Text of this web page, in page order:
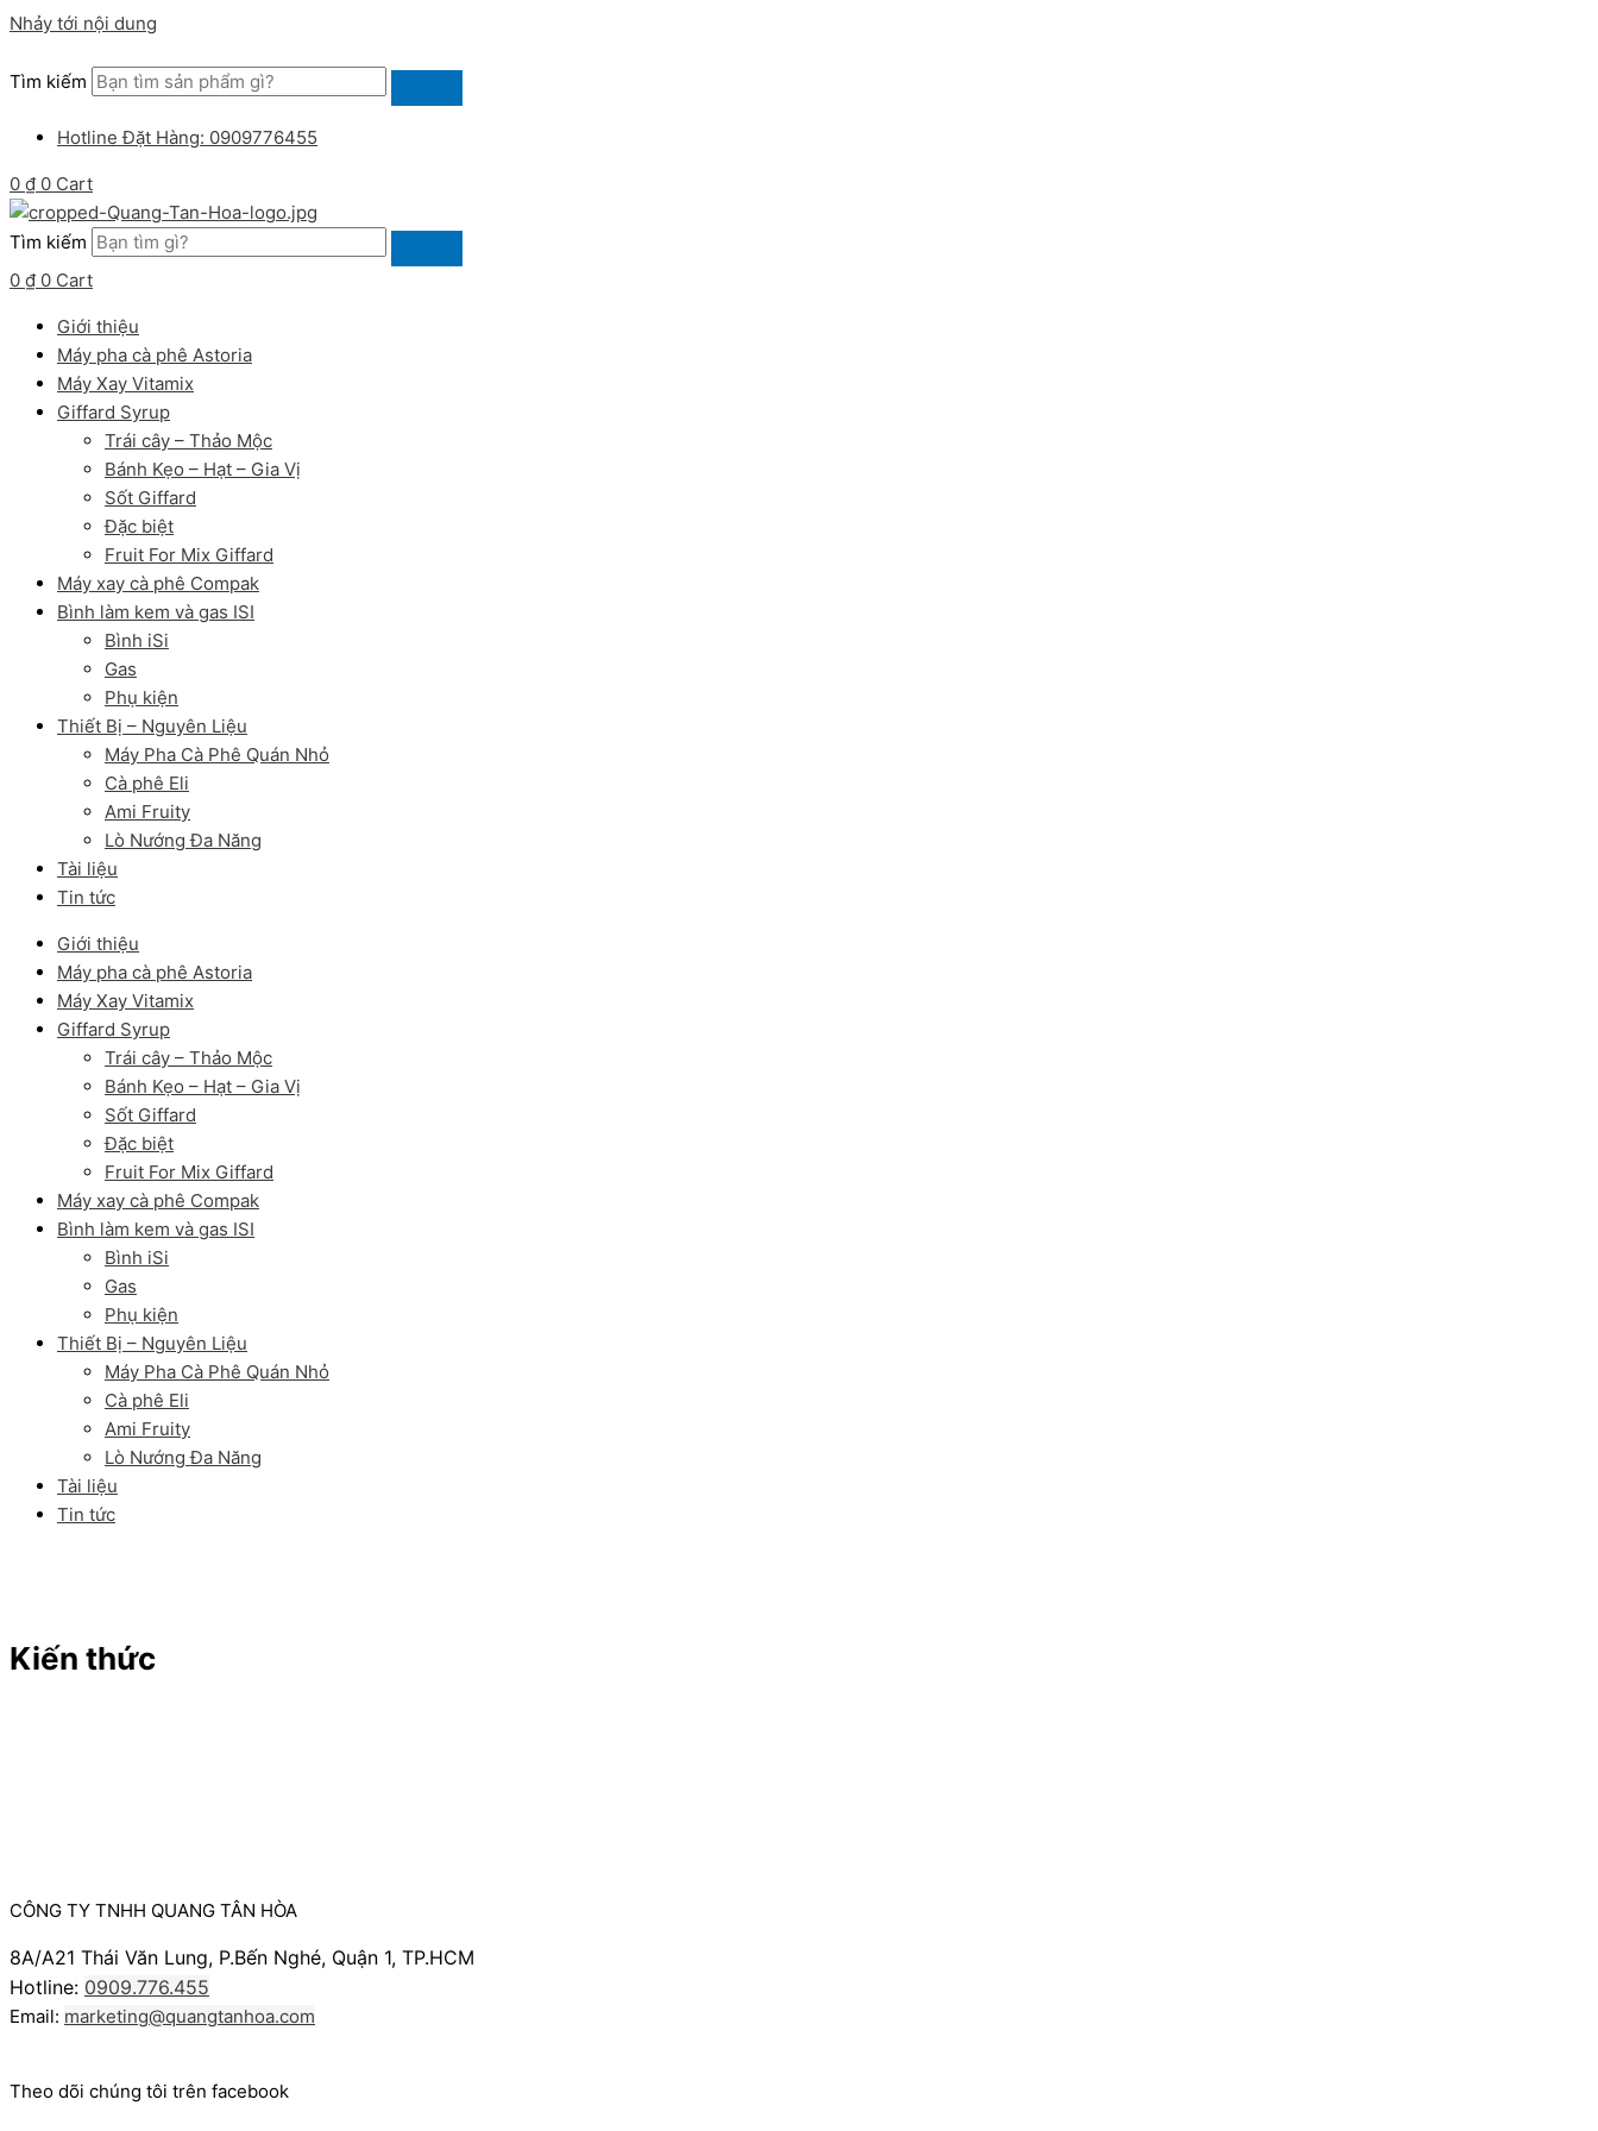
Nhảy tới nội dung
Tìm kiếm
Hotline Đặt Hàng: 0909776455
0 ₫ 0 Cart
Tìm kiếm
0 ₫ 0 Cart
Giới thiệu
Máy pha cà phê Astoria
Máy Xay Vitamix
Giffard Syrup
Trái cây – Thảo Mộc
Bánh Kẹo – Hạt – Gia Vị
Sốt Giffard
Đặc biệt
Fruit For Mix Giffard
Máy xay cà phê Compak
Bình làm kem và gas ISI
Bình iSi
Gas
Phụ kiện
Thiết Bị – Nguyên Liệu
Máy Pha Cà Phê Quán Nhỏ
Cà phê Eli
Ami Fruity
Lò Nướng Đa Năng
Tài liệu
Tin tức
Giới thiệu
Máy pha cà phê Astoria
Máy Xay Vitamix
Giffard Syrup
Trái cây – Thảo Mộc
Bánh Kẹo – Hạt – Gia Vị
Sốt Giffard
Đặc biệt
Fruit For Mix Giffard
Máy xay cà phê Compak
Bình làm kem và gas ISI
Bình iSi
Gas
Phụ kiện
Thiết Bị – Nguyên Liệu
Máy Pha Cà Phê Quán Nhỏ
Cà phê Eli
Ami Fruity
Lò Nướng Đa Năng
Tài liệu
Tin tức
Kiến thức
CÔNG TY TNHH QUANG TÂN HÒA
8A/A21 Thái Văn Lung, P.Bến Nghé, Quận 1, TP.HCM
Hotline: 0909.776.455
Email: marketing@quangtanhoa.com
Theo dõi chúng tôi trên facebook